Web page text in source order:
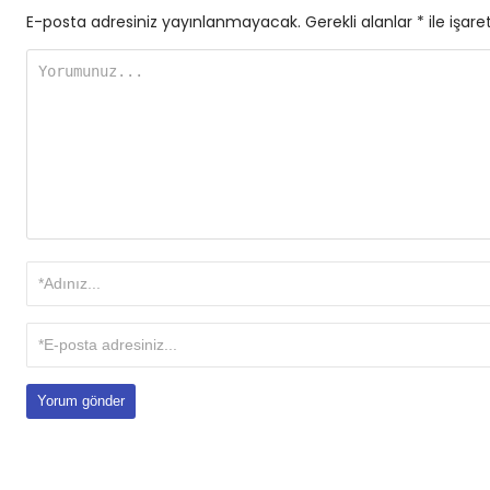
E-posta adresiniz yayınlanmayacak. Gerekli alanlar * ile